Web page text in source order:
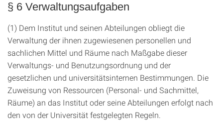
§ 6 Verwaltungsaufgaben
(1) Dem Institut und seinen Abteilungen obliegt die
Verwaltung der ihnen zugewiesenen personellen und
sachlichen Mittel und Räume nach Maßgabe dieser
Verwaltungs- und Benutzungsordnung und der
gesetzlichen und universitätsinternen Bestimmungen. Die
Zuweisung von Ressourcen (Personal- und Sachmittel,
Räume) an das Institut oder seine Abteilungen erfolgt nach
den von der Universität festgelegten Regeln.